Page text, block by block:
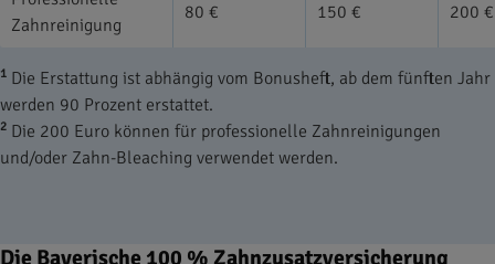
Zahnreinigung
80 € 150 € 200
1 Die Erstattung ist abhängig vom Bonusheft, ab dem fünften Jahr
werden 90 Prozent erstattet.
2 Die 200 Euro können für professionelle Zahnreinigungen
und/oder Zahn-Bleaching verwendet werden.
Die Bayerische 100 % Zahnzusatzversicherung